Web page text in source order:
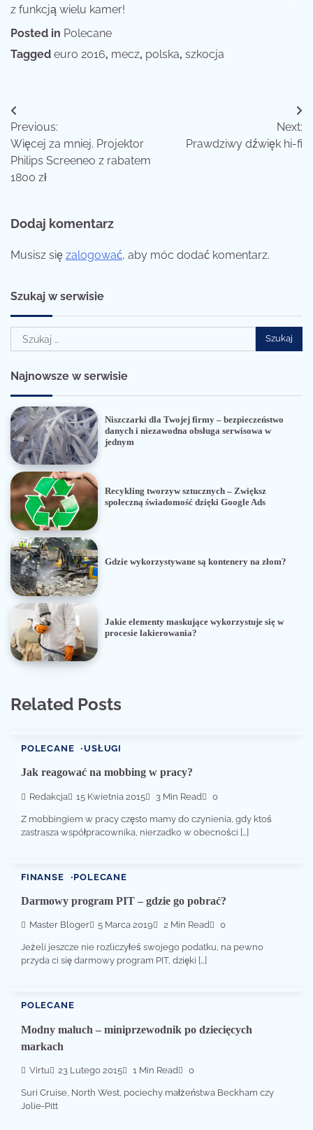
z funkcją wielu kamer!
Posted in Polecane
Tagged euro 2016, mecz, polska, szkocja
Nawigacja
wpisu
Previous:
Więcej za mniej. Projektor
Philips Screeneo z rabatem
1800 zł
Next:
Prawdziwy dźwięk hi-fi
Dodaj komentarz
Musisz się zalogować, aby móc dodać komentarz.
Szukaj w serwisie
Szukaj:
Najnowsze w serwisie
Niszczarki dla Twojej firmy – bezpieczeństwo
danych i niezawodna obsługa serwisowa w
jednym
Recykling tworzyw sztucznych – Zwiększ
społeczną świadomość dzięki Google Ads
Gdzie wykorzystywane są kontenery na złom?
Jakie elementy maskujące wykorzystuje się w
procesie lakierowania?
Related Posts
POLECANE USŁUGI
Jak reagować na mobbing w pracy?
Redakcja 15 Kwietnia 2015 3 Min Read 0
Z mobbingiem w pracy często mamy do czynienia, gdy ktoś
zastrasza współpracownika, nierzadko w obecności […]
FINANSE POLECANE
Darmowy program PIT – gdzie go pobrać?
Master Bloger 5 Marca 2019 2 Min Read 0
Jeżeli jeszcze nie rozliczyłeś swojego podatku, na pewno
przyda ci się darmowy program PIT, dzięki […]
POLECANE
Modny maluch – miniprzewodnik po dziecięcych
markach
Virtu 23 Lutego 2015 1 Min Read 0
Suri Cruise, North West, pociechy małżeństwa Beckham czy
Jolie-Pitt